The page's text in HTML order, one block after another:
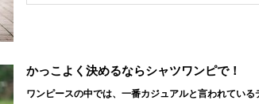
かっこよく決めるならシャツワンピで！
ワンピースの中では、一番カジュアルと言われている